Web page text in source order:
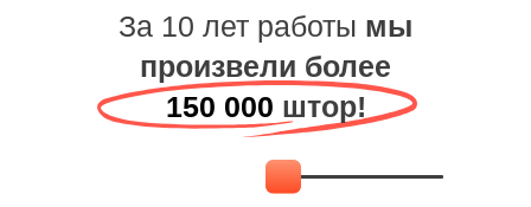
За 10 лет работы мы
произвели более
150 000 штор!